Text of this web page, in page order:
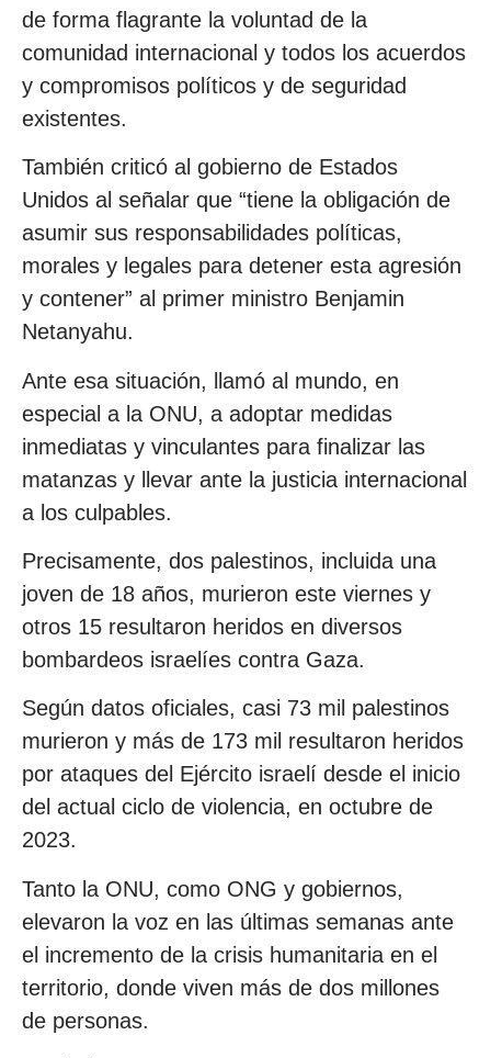
de forma flagrante la voluntad de la
comunidad internacional y todos los acuerdos
y compromisos políticos y de seguridad
existentes.
También criticó al gobierno de Estados
Unidos al señalar que “tiene la obligación de
asumir sus responsabilidades políticas,
morales y legales para detener esta agresión
y contener” al primer ministro Benjamin
Netanyahu.
Ante esa situación, llamó al mundo, en
especial a la ONU, a adoptar medidas
inmediatas y vinculantes para finalizar las
matanzas y llevar ante la justicia internacional
a los culpables.
Precisamente, dos palestinos, incluida una
joven de 18 años, murieron este viernes y
otros 15 resultaron heridos en diversos
bombardeos israelíes contra Gaza.
Según datos oficiales, casi 73 mil palestinos
murieron y más de 173 mil resultaron heridos
por ataques del Ejército israelí desde el inicio
del actual ciclo de violencia, en octubre de
2023.
Tanto la ONU, como ONG y gobiernos,
elevaron la voz en las últimas semanas ante
el incremento de la crisis humanitaria en el
territorio, donde viven más de dos millones
de personas.